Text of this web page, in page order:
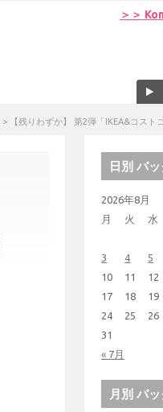
＞＞
> 【残りわずか】 第2弾「IKEA&コスト
日別 バ
2026年8月
月
火 水
« 7月
3
4 5
10
11 12
17
18 19
24
25 26
31
月別 バ